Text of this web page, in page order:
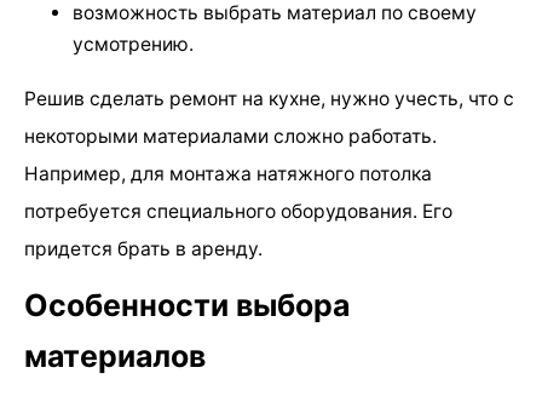
возможность выбрать материал по своему
усмотрению.
Решив сделать ремонт на кухне, нужно учесть, что с
некоторыми материалами сложно работать.
Например, для монтажа натяжного потолка
потребуется специального оборудования. Его
придется брать в аренду.
Особенности выбора
материалов